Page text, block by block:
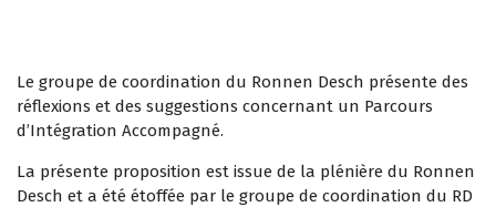
Le groupe de coordination du Ronnen Desch présente des
réflexions et des suggestions concernant un Parcours
d’Intégration Accompagné.
La présente proposition est issue de la plénière du Ronnen
Desch et a été étoffée par le groupe de coordination du RD